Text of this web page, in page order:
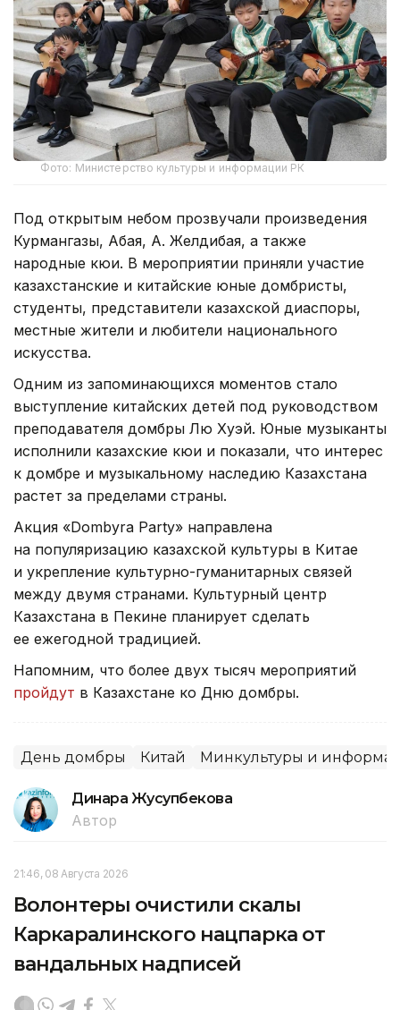
Фото: Министерство культуры и информации РК
Под открытым небом прозвучали произведения
Курмангазы, Абая, А. Желдибая, а также
народные кюи. В мероприятии приняли участие
казахстанские и китайские юные домбристы,
студенты, представители казахской диаспоры,
местные жители и любители национального
искусства.
Одним из запоминающихся моментов стало
выступление китайских детей под руководством
преподавателя домбры Лю Хуэй. Юные музыканты
исполнили казахские кюи и показали, что интерес
к домбре и музыкальному наследию Казахстана
растет за пределами страны.
Акция «Dombyra Party» направлена
на популяризацию казахской культуры в Китае
и укрепление культурно-гуманитарных связей
между двумя странами. Культурный центр
Казахстана в Пекине планирует сделать
ее ежегодной традицией.
Напомним, что более двух тысяч мероприятий
пройдут в Казахстане ко Дню домбры.
День домбры Китай Минкультуры и
Динара Жусупбекова
Автор
21:46, 08 Августа 2026
Волонтеры очистили скалы
Каркаралинского нацпарка от
вандальных надписей